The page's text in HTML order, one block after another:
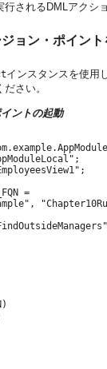
されるDMLアク
ョン・ポイン
インスタンスを使用
さい。
ントの起動
=